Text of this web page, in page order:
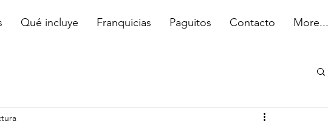
Qué incluye Franquicias Paguitos Contacto More...